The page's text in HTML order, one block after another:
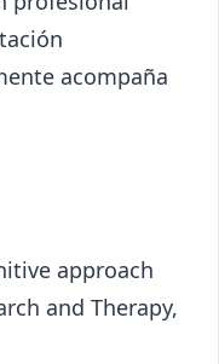
acompaña
approach
and Therapy,